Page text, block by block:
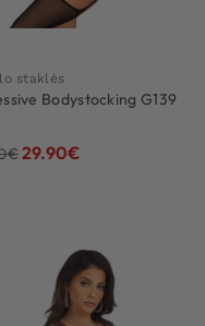
staklės
Bodystocking G139
€29.90€